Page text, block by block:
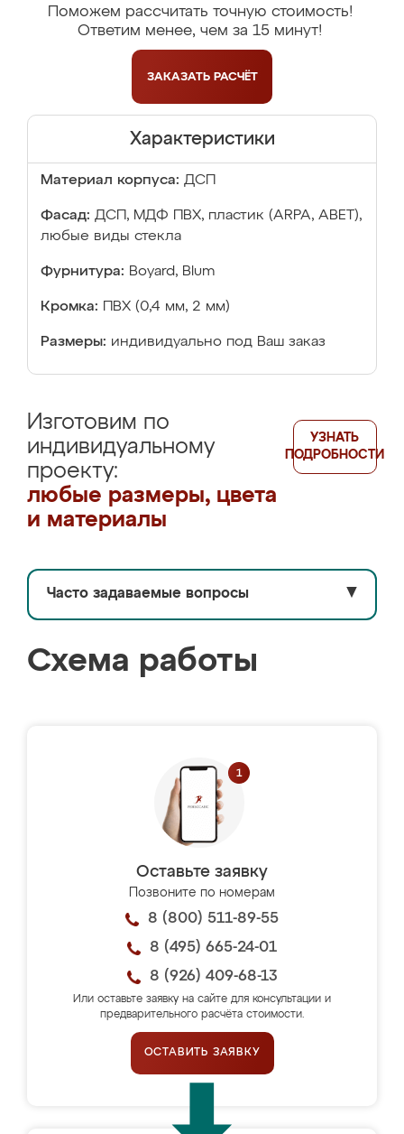
Поможем рассчитать точную стоимость!
Ответим менее, чем за 15 минут!
ЗАКАЗАТЬ РАСЧЁТ
Характеристики
Материал корпуса: ДСП
Фасад: ДСП, МДФ ПВХ, пластик (ARPA, ABET),
любые виды стекла
Фурнитура: Boyard, Blum
Кромка: ПВХ (0,4 мм, 2 мм)
Размеры: индивидуально под Ваш заказ
Изготовим по
индивидуальному
проекту:
любые размеры, цвета
и материалы
УЗНАТЬ
ПОДРОБНОСТИ
Часто задаваемые вопросы ▼
Схема работы
Оставьте заявку
Позвоните по номерам
8 (800) 511-89-55
8 (495) 665-24-01
8 (926) 409-68-13
Или оставьте заявку на сайте для консультации и
предварительного расчёта стоимости.
ОСТАВИТЬ ЗАЯВКУ